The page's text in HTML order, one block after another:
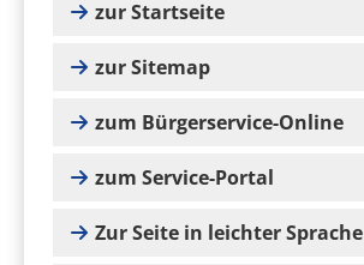
zur Startseite
zur Sitemap
zum Bürgerservice-Online
zum Service-Portal
Zur Seite in leichter Sprache